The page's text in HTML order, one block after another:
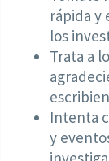
rápida y
los
Trata a
Intenta
y